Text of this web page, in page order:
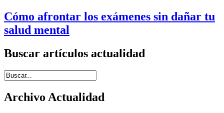
Cómo afrontar los exámenes sin dañar tu
salud mental
Buscar artículos actualidad
Introduce términos de búsqueda
Archivo Actualidad